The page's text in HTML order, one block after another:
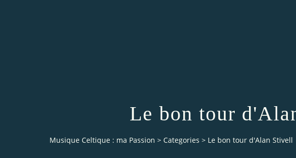
Le bon tour
Musique Celtique : ma Passion > Categories > Le bon tour d'Alan Stivell